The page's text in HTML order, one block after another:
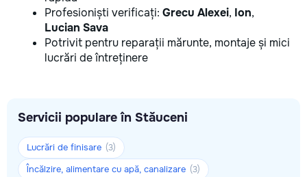
Profesioniști verificați: Grecu Alexei, Ion,
Lucian Sava
Potrivit pentru reparații mărunte, montaje și mici
lucrări de întreținere
Servicii populare în Stăuceni
Lucrări de finisare (3)
Încălzire, alimentare cu apă, canalizare (3)